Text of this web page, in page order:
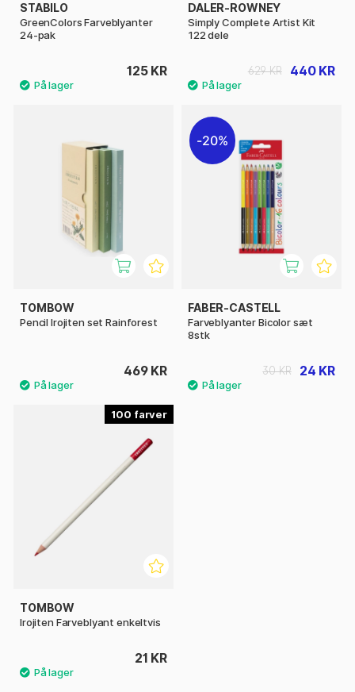
STABILO
GreenColors Farveblyanter
24-pak
125 KR
DALER-ROWNEY
Simply Complete Artist Kit
122 dele
440 KR
629 KR
TOMBOW
Pencil Irojiten set Rainforest
469 KR
20%
FABER-CASTELL
Farveblyanter Bicolor sæt
8stk
24 KR
30 KR
100
TOMBOW
Irojiten Farveblyant enkeltvis
21 KR